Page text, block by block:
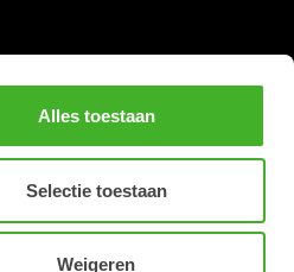
Alles toestaan
Selectie toestaan
Weigeren
staat